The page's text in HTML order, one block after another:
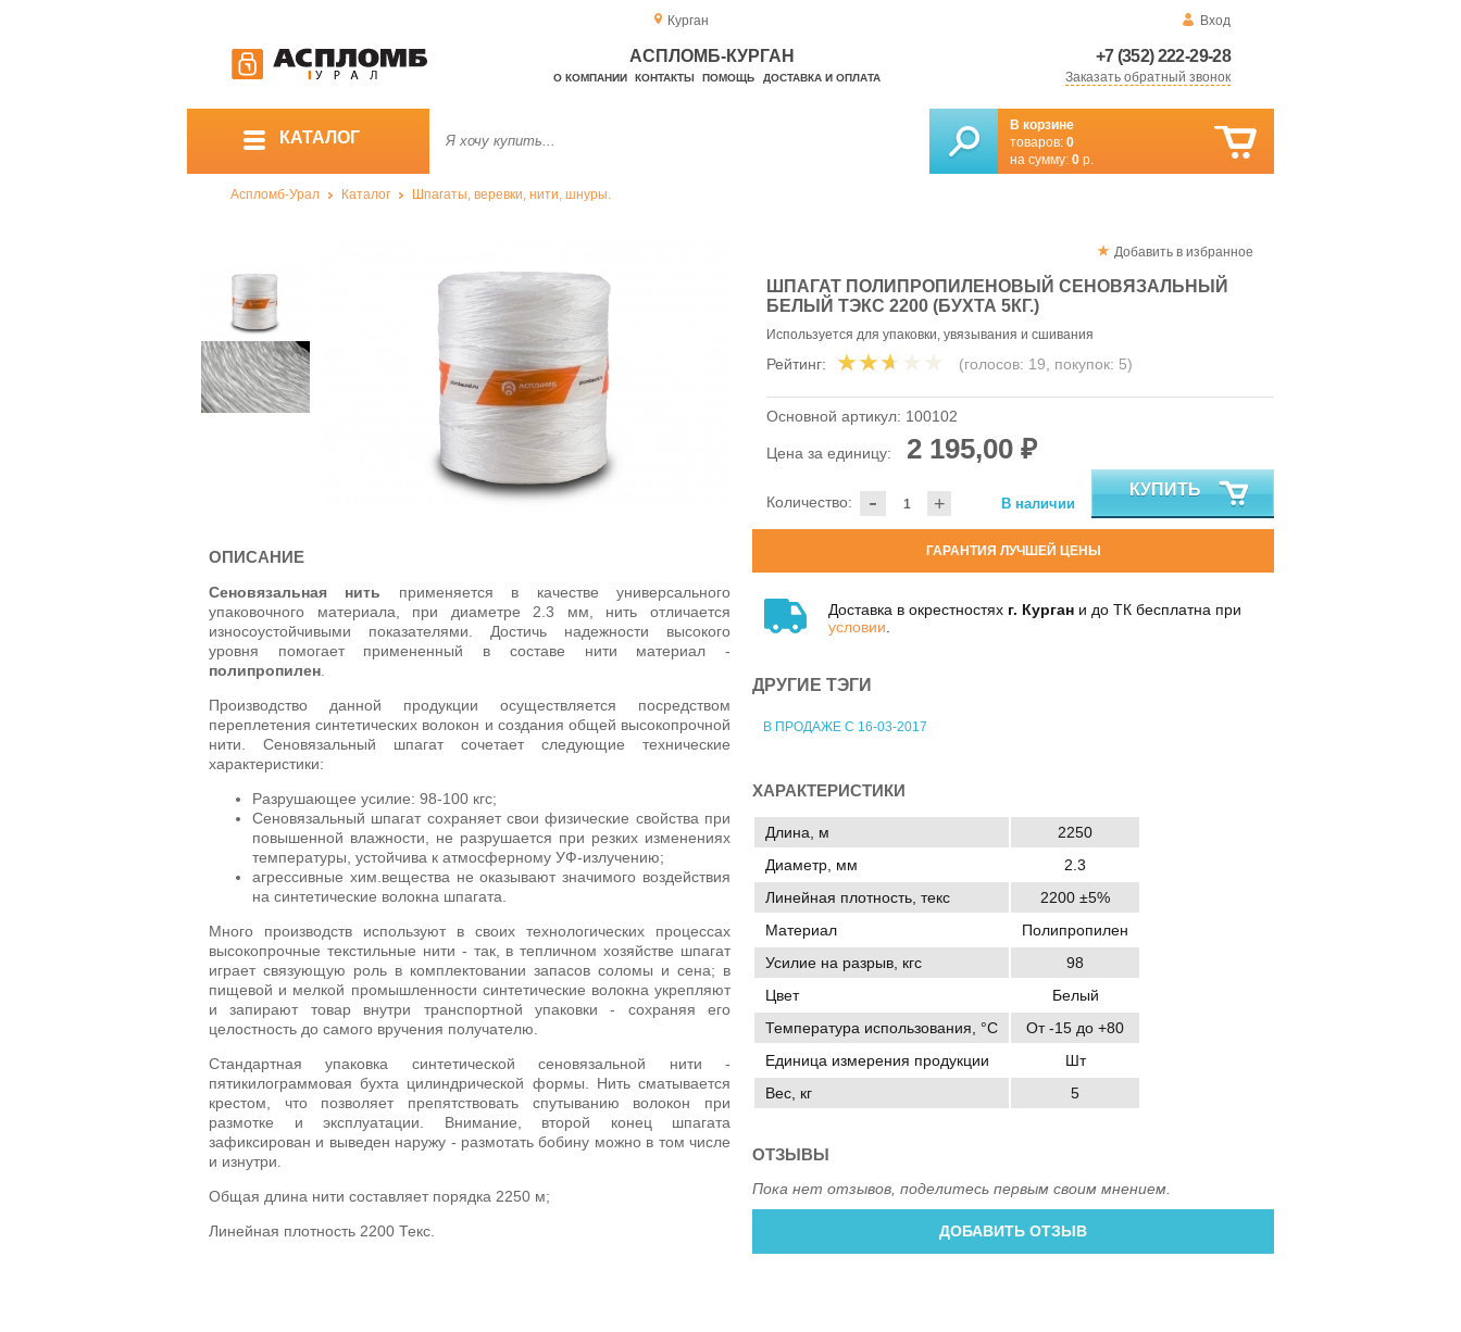
Курган Вход
+7 (352) 222-29-28
Заказать обратный звонок
АСПЛОМБ-КУРГАН
О КОМПАНИИ КОНТАКТЫ ПОМОЩЬ ДОСТАВКА И ОПЛАТА
КАТАЛОГ
В корзине
товаров: 0
на сумму: 0 р.
Аспломб-Урал Каталог Шпагаты, веревки, нити, шнуры.
Добавить в избранное
ШПАГАТ ПОЛИПРОПИЛЕНОВЫЙ СЕНОВЯЗАЛЬНЫЙ
БЕЛЫЙ ТЭКС 2200 (БУХТА 5КГ.)
Используется для упаковки, увязывания и сшивания
Рейтинг: (голосов: 19, покупок: 5)
Основной артикул: 100102
Цена за единицу: 2 195,00 ₽
- +
Количество: В наличии
КУПИТЬ
ГАРАНТИЯ ЛУЧШЕЙ ЦЕНЫ
Доставка в окрестностях г. Курган и до ТК бесплатна при
условии
ДРУГИЕ ТЭГИ
В ПРОДАЖЕ С 16-03-2017
ОПИСАНИЕ
Сеновязальная нить применяется в качестве универсального
упаковочного материала, при диаметре 2.3 мм, нить отличается
износоустойчивыми показателями. Достичь надежности высокого
уровня помогает примененный в составе нити материал -
полипропилен
Производство данной продукции осуществляется посредством
переплетения синтетических волокон и создания общей высокопрочной
нити. Сеновязальный шпагат сочетает следующие технические
характеристики:
Разрушающее усилие: 98-100 кгс;
Сеновязальный шпагат сохраняет свои физические свойства при
повышенной влажности, не разрушается при резких изменениях
температуры, устойчива к атмосферному УФ-излучению;
агрессивные хим.вещества не оказывают значимого воздействия
на синтетические волокна шпагата.
Много производств используют в своих технологических процессах
высокопрочные текстильные нити - так, в тепличном хозяйстве шпагат
играет связующую роль в комплектовании запасов соломы и сена; в
пищевой и мелкой промышленности синтетические волокна укрепляют
и запирают товар внутри транспортной упаковки - сохраняя его
целостность до самого вручения получателю.
Стандартная упаковка синтетической сеновязальной нити -
пятикилограммовая бухта цилиндрической формы. Нить сматывается
крестом, что позволяет препятствовать спутыванию волокон при
размотке и эксплуатации. Внимание, второй конец шпагата
зафиксирован и выведен наружу - размотать бобину можно в том числе
и изнутри.
Общая длина нити составляет порядка 2250 м;
Линейная плотность 2200 Текс.
ХАРАКТЕРИСТИКИ
Длина, м
2250
Диаметр, мм
2.3
Линейная плотность, текс
2200 ±5%
Материал
Полипропилен
Усилие на разрыв, кгс
98
Цвет
Белый
Температура использования, °C
От -15 до +80
Единица измерения продукции
Шт
Вес, кг
5
ОТЗЫВЫ
Пока нет отзывов, поделитесь первым своим мнением.
ДОБАВИТЬ ОТЗЫВ